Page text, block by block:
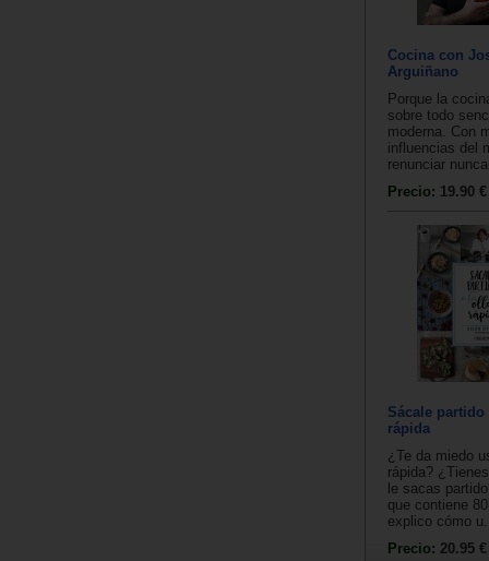
Cocina con
Arguiñano
Porque la
sobre todo
moderna. Con
influencias del
renunciar
Precio: 19.90 €
Sácale
rápida
¿Te da miedo
rápida?
le sacas
que contiene
explico cómo
Precio: 20.95 €